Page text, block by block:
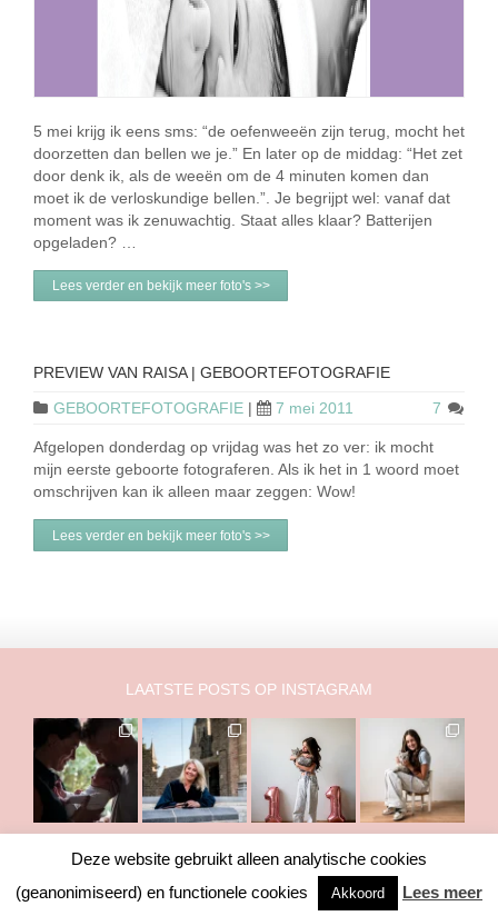
5 mei krijg ik eens sms: “de oefenweeën zijn terug, mocht het
doorzetten dan bellen we je.” En later op de middag: “Het zet
door denk ik, als de weeën om de 4 minuten komen dan
moet ik de verloskundige bellen.”. Je begrijpt wel: vanaf dat
moment was ik zenuwachtig. Staat alles klaar? Batterijen
opgeladen? …
Lees verder en bekijk meer foto's >>
PREVIEW VAN RAISA | GEBOORTEFOTOGRAFIE
GEBOORTEFOTOGRAFIE | 7 mei 2011 7
Afgelopen donderdag op vrijdag was het zo ver: ik mocht
mijn eerste geboorte fotograferen. Als ik het in 1 woord moet
omschrijven kan ik alleen maar zeggen: Wow!
Lees verder en bekijk meer foto's >>
LAATSTE POSTS OP INSTAGRAM
Copyright © 2011-2026 Marry Fermont. Het is NIET toegestaan om
foto's of teksten te gebruiken zonder toestemming van mij.
Deze website gebruikt alleen analytische cookies
(geanonimiseerd) en functionele cookies
Akkoord Lees meer